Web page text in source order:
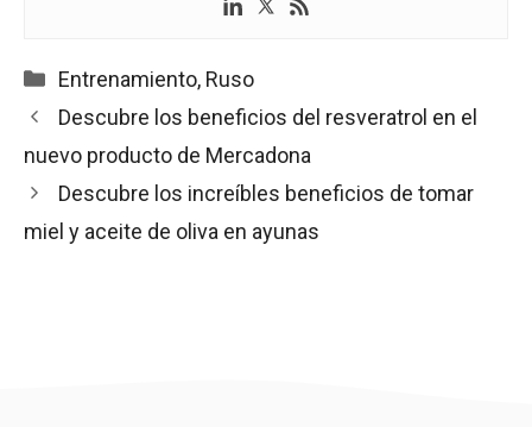
Categorías
Entrenamiento, Ruso
Descubre los beneficios del resveratrol en el
nuevo producto de Mercadona
Descubre los increíbles beneficios de tomar
miel y aceite de oliva en ayunas